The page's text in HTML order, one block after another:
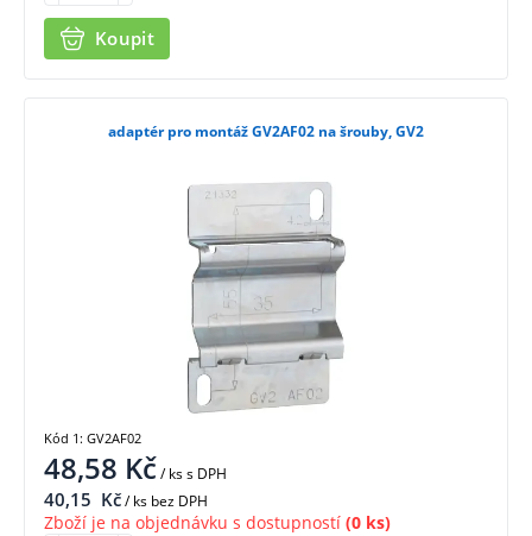
Koupit
adaptér pro montáž GV2AF02 na šrouby, GV2
48,58 Kč/ kss DPH
40,15 Kč/ ks bez DPH
Zboží je na objednávku s dostupností (0 ks)
Kód 1: GV2AF02